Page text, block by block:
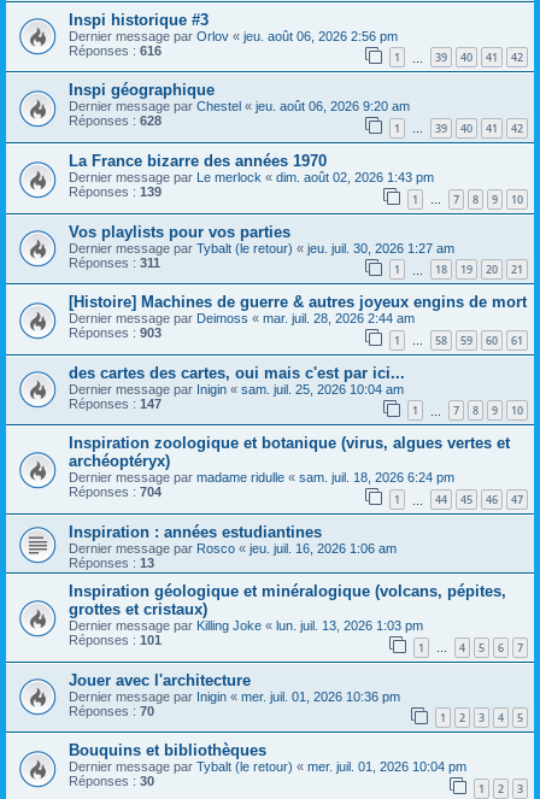
Inspi historique #3
Dernier message par Orlov « jeu. août 06, 2026 2:56 pm
Réponses : 616 1 39 40 41 42
Inspi géographique
Dernier message par Chestel « jeu. août 06, 2026 9:20 am
Réponses : 628 1 … 39 40 41 42
La France bizarre des années 1970
Dernier message par Le merlock « dim. août 02, 2026 1:43 pm
Réponses : 139 1 … 7 8 9 10
Vos playlists pour vos parties
Dernier message par Tybalt (le retour) « jeu. juil. 30, 2026 1:27 am
Réponses : 311 1 18 19 20 21
[Histoire] Machines de guerre & autres joyeux engins de mort
Dernier message par Deimoss « mar. juil. 28, 2026 2:44 am
Réponses : 903 1 … 58 59 60 61
des cartes des cartes, oui mais c'est par ici...
Dernier message par Inigin « sam. juil. 25, 2026 10:04 am
Réponses : 147 1 7 8 9 10
Inspiration zoologique et botanique (virus, algues vertes et
archéoptéryx)
Dernier message par madame ridulle « sam. juil. 18, 2026 6:24 pm
Réponses : 704 1 44 45 46 47
Inspiration : années estudiantines
Dernier message par Rosco « jeu. juil. 16, 2026 1:06 am
Réponses : 13
Inspiration géologique et minéralogique (volcans, pépites,
grottes et cristaux)
Dernier message par Killing Joke « lun. juil. 13, 2026 1:03 pm
Réponses : 101 1 … 4 5 6 7
Jouer avec l'architecture
Dernier message par Inigin « mer. juil. 01, 2026 10:36 pm
Réponses : 70 1 2 3 4 5
Bouquins et bibliothèques
Dernier message par Tybalt (le retour) « mer. juil. 01, 2026 10:04 pm
Réponses : 30 1 2 3